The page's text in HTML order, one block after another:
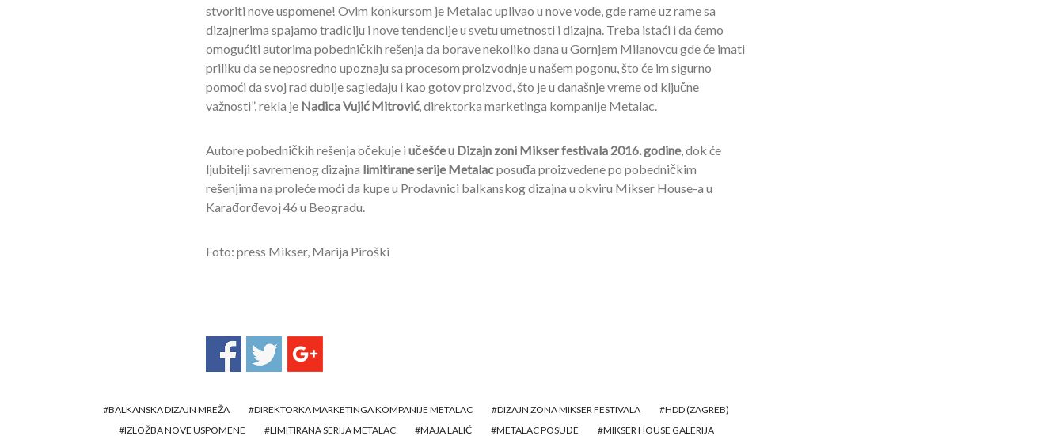
stvoriti nove uspomene! Ovim konkursom je Metalac uplivao u nove vode, gde rame uz rame sa
dizajnerima spajamo tradiciju i nove tendencije u svetu umetnosti i dizajna. Treba istaći i da ćemo
omogućiti autorima pobedničkih rešenja da borave nekoliko dana u Gornjem Milanovcu gde će imati
priliku da se neposredno upoznaju sa procesom proizvodnje u našem pogonu, što će im sigurno
pomoći da svoj rad dublje sagledaju i kao gotov proizvod, što je u današnje vreme od ključne
važnosti”, rekla je Nadica Vujić Mitrović, direktorka marketinga kompanije Metalac.
Autore pobedničkih rešenja očekuje i učešće u Dizajn zoni Mikser festivala 2016. godine, dok će
ljubitelji savremenog dizajna limitirane serije Metalacposuđa proizvedene po pobedničkim
rešenjima na proleće moći da kupe u Prodavnici balkanskog dizajna u okviru Mikser House-a u
Karađorđevoj 46 u Beogradu.
Foto: press Mikser, Marija Piroški
BALKANSKA DIZAJN MREŽA DIREKTORKA MARKETINGA KOMPANIJE METALAC DIZAJN ZONA MIKSER FESTIVALA
HDD (ZAGREB)
IZLOŽBA NOVE USPOMENE
LIMITIRANA SERIJA METALAC MAJA LALIĆ METALAC POSUĐE MIKSER HOUSE GALERIJA